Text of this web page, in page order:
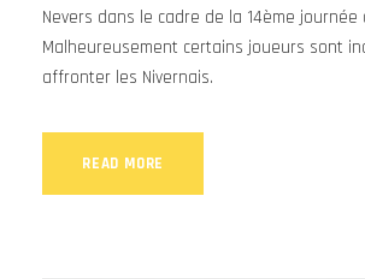
Nevers dans le cadre de la 14ème journée
Malheureusement certains joueurs sont
affronter les Nivernais.
READ MORE